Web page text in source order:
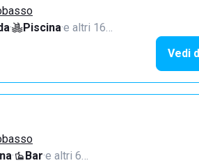
· Piscina·e altri 16…
Vedi
· Bar·e altri 6…